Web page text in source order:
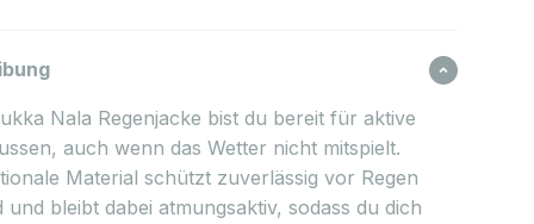
Nala Regenjacke bist du bereit für aktive
auch wenn das Wetter nicht mitspielt.
Material schützt zuverlässig vor Regen
und bleibt dabei atmungsaktiv, sodass du dich